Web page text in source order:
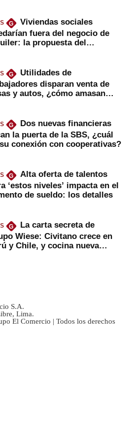
G
Viviendas sociales
fuera del negocio de
la propuesta del
G
Utilidades de
disparan venta de
y autos, ¿cómo amasan
G
Dos nuevas financieras
la puerta de la SBS, ¿cuál
conexión con cooperativas?
G
Alta oferta de talentos
‘estos niveles’ impacta en el
de sueldo: los detalles
G
La carta secreta de
Wiese: Civitano crece en
y Chile, y cocina nueva
S.A.
Lima.
El Comercio | Todos los derechos